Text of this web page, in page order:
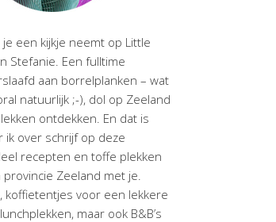
een kijkje neemt op Little
Stefanie. Een fulltime
aan borrelplanken – wat
natuurlijk ;-), dol op Zeeland
ontdekken. En dat is
ik over schrijf op deze
recepten en toffe plekken
provincie Zeeland met je.
koffietentjes voor een lekkere
maar ook B&B’s